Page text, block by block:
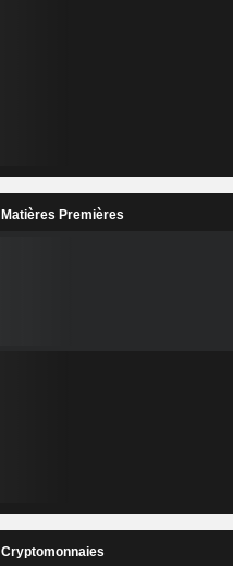
Matières Premières
Cryptomonnaies